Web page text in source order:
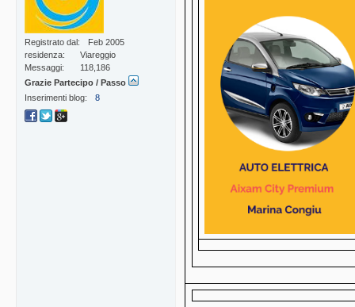
Registrato dal
Feb 2005
residenza
Viareggio
Messaggi
118,186
Grazie Partecipo / Passo
Inserimenti blog
8